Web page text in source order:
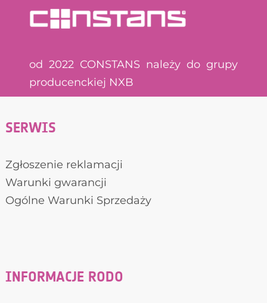
od 2022 CONSTANS należy do grupy
producenckiej NXB
SERWIS
Zgłoszenie reklamacji
Warunki gwarancji
Ogólne Warunki Sprzedaży
INFORMACJE RODO